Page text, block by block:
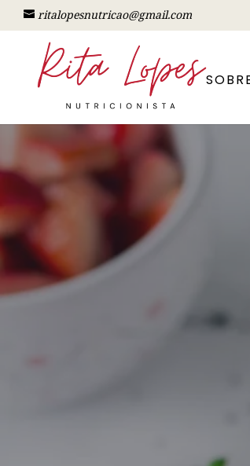
ritalopesnutricao@gmail.com